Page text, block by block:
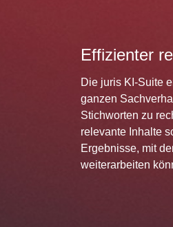
Effizienter
Die juris KI-Suite
ganzen
Stichworten zu
relevante Inhalte
Ergebnisse, mit
weiterarbeiten